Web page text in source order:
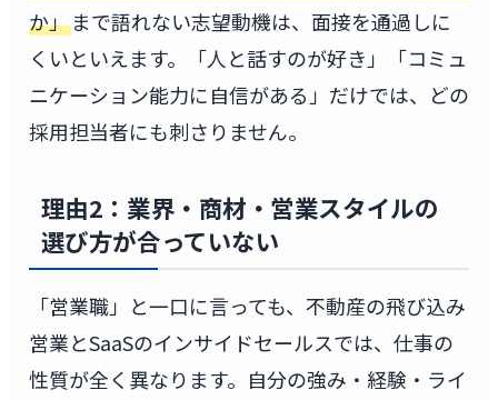
か」まで語れない志望動機は、面接を通過しに
くいといえます。「人と話すのが好き」「コミュ
ニケーション能力に自信がある」だけでは、どの
採用担当者にも刺さりません。
理由2：業界・商材・営業スタイルの
選び方が合っていない
「営業職」と一口に言っても、不動産の飛び込み
営業とSaaSのインサイドセールスでは、仕事の
性質が全く異なります。自分の強み・経験・ライ